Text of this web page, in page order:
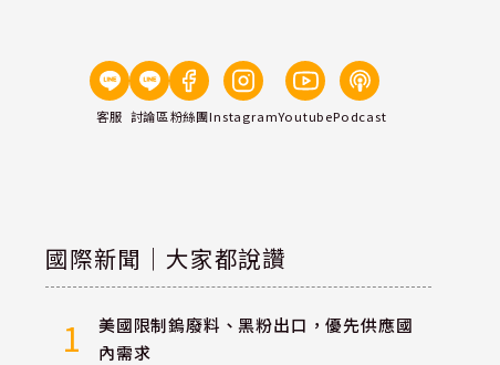
客服 討論區粉絲團InstagramYoutubePodcast
國際新聞｜大家都說讚
1
美國限制鎢廢料、黑粉出口，優先供應國
內需求